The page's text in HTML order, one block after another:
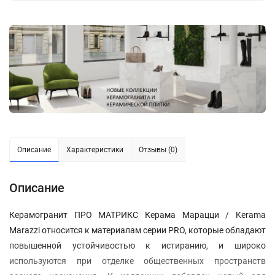
Описание Характеристики Отзывы (0)
Описание
Керамогранит ПРО МАТРИКС Керама Марацци / Kerama
Marazzi относится к материалам серии PRO, которые обладают
повышенной устойчивостью к истиранию, и широко
используются при отделке общественных пространств